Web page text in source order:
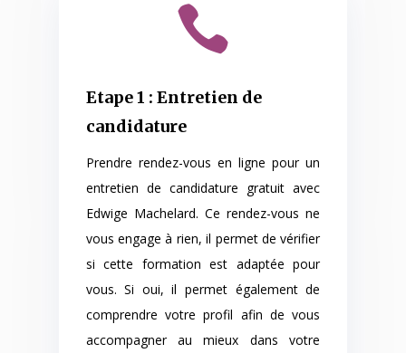

Etape 1 : Entretien de
candidature
Prendre rendez-vous en ligne pour un
entretien de candidature gratuit avec
Edwige Machelard. Ce rendez-vous ne
vous engage à rien, il permet de vérifier
si cette formation est adaptée pour
vous. Si oui, il permet également de
comprendre votre profil afin de vous
accompagner au mieux dans votre